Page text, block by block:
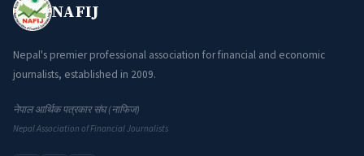
NAFIJ
Nepal's premier professional association for financial and economic
journalists, established in 2009.
नेपाल आर्थिक पत्रकार संघ (नाफिज)
Nepal Association of Financial Journalists